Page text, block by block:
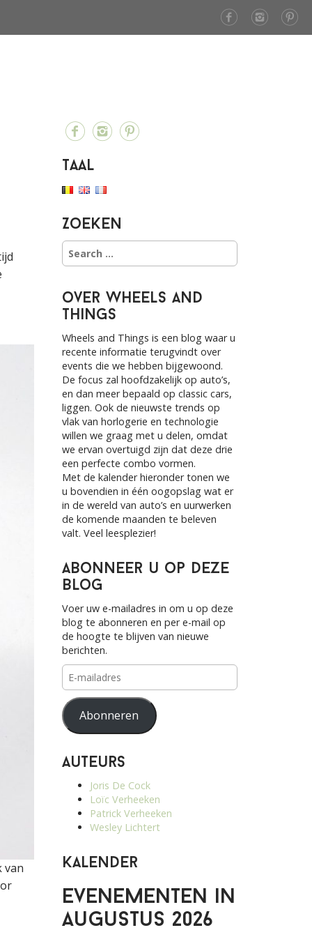
van
Taal
Zoeken
S
e
c
h
o
r
:
over Wheels and
Things
Wheels and Things is een blog waar u
recente informatie terugvindt over
events die we hebben bijgewoond.
De focus zal hoofdzakelijk op auto’s,
en dan meer bepaald op classic cars,
liggen. Ook de nieuwste trends op
vlak van horlogerie en technologie
willen we graag met u delen, omdat
we ervan overtuigd zijn dat deze drie
een perfecte combo vormen.
Met de kalender hieronder tonen we
u bovendien in één oogopslag wat er
in de wereld van auto’s en uurwerken
de komende maanden te beleven
valt. Veel leesplezier!
Abonneer u op deze
blog
Voer uw e-mailadres in om u op deze
blog te abonneren en per e-mail op
de hoogte te blijven van nieuwe
berichten.
E-
mailadres
Abonneren
Auteurs
Joris De Cock
Loïc Verheeken
Patrick Verheeken
Wesley Lichtert
Kalender
Evenementen in
augustus 2026